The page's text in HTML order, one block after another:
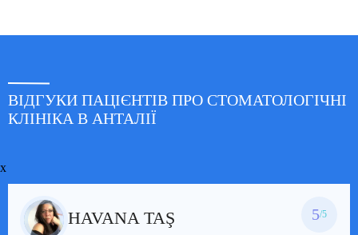
ВІДГУКИ ПАЦІЄНТІВ ПРО СТОМАТОЛОГІЧНІ
КЛІНІКА В АНТАЛІЇ
x
HAVANA TAŞ 5/5